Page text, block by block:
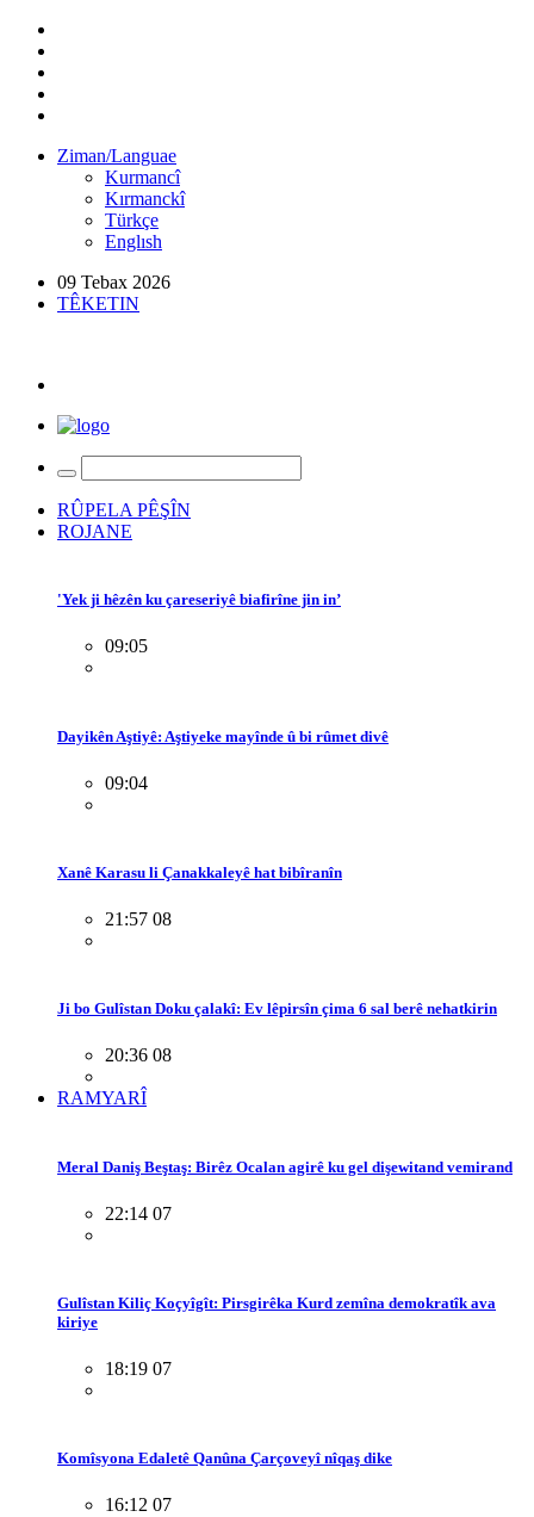
Ziman/Languae
Kurmancî
Kırmanckî
Türkçe
Englısh
09 Tebax 2026
TÊKETIN
RÛPELA PÊŞÎN
ROJANE
'Yek ji hêzên ku çareseriyê biafirîne jin in’
09:05
Dayikên Aştiyê: Aştiyeke mayînde û bi rûmet divê
09:04
Xanê Karasu li Çanakkaleyê hat bibîranîn
21:57 08
Ji bo Gulîstan Doku çalakî: Ev lêpirsîn çima 6 sal berê nehatkirin
20:36 08
RAMYARÎ
Meral Daniş Beştaş: Birêz Ocalan agirê ku gel dişewitand vemirand
22:14 07
Gulîstan Kiliç Koçyîgît: Pirsgirêka Kurd zemîna demokratîk ava
kiriye
18:19 07
Komîsyona Edaletê Qanûna Çarçoveyî nîqaş dike
16:12 07